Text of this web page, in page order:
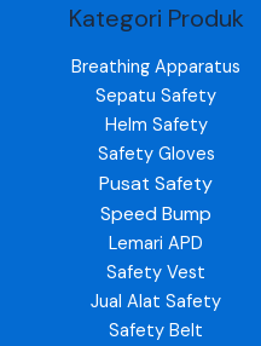
Kategori Produk
Breathing Apparatus
Sepatu Safety
Helm Safety
Safety Gloves
Pusat Safety
Speed Bump
Lemari APD
Safety Vest
Jual Alat Safety
Safety Belt